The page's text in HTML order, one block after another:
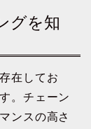
グを知
在してお
。チェーン
ンスの高さ